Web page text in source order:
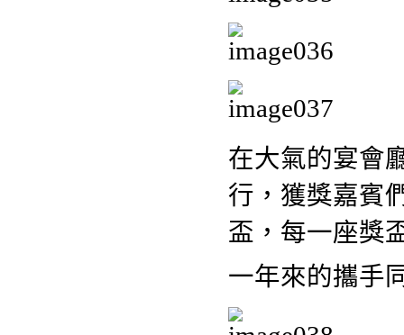
在大氣的宴會
行，獲獎嘉賓
盃，每一座獎
一年來的攜手